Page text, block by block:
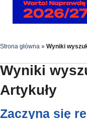
Strona główna » Wyniki
Wyniki
Artykuły
Zaczyna się